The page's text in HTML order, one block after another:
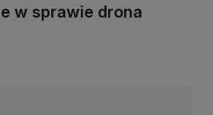
w sprawie drona